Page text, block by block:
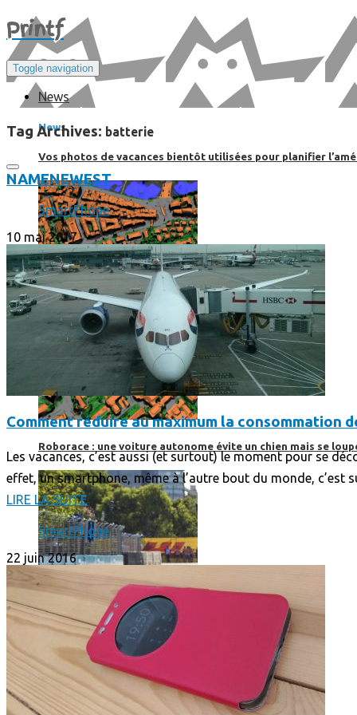
Printf
Toggle navigation
News
News
Vos photos de vacances bientôt utilisées pour planifier
Roborace : une voiture autonome évite un chien mais se
Tag Archives: batterie
NAMENEWEST
SmartPhone
10 mai 2017
Comment réduire au maximum la consommation
Les vacances, c’est aussi (et surtout) le moment pour se
effet, un smartphone, même à l’autre bout du monde,
LIRE LA SUITE
SmartPhone
22 juin 2016